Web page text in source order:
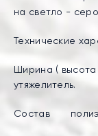
на светло -
Технические
Ширина ( высота
утяжелитель.
Состав